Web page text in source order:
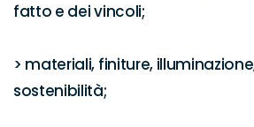
fatto e dei vincoli;
> materiali, finiture,
sostenibilità;